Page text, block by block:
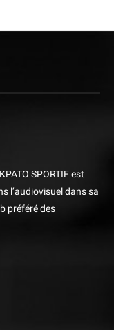
SPORTIF est
l’audiovisuel dans sa
préféré des